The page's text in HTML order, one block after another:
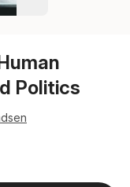
Politics